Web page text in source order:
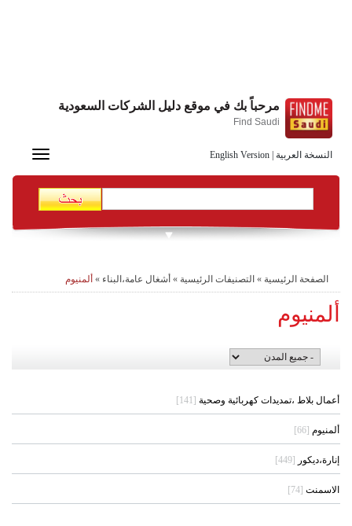
النسخة العربية English Version
مرحباً بك في موقع دليل الشركات السعودية
Find Saudi
Toggle
الصفحة الرئيسية » التصنيفات الرئيسية » أشغال عامة،البناء » ألمنيوم
ألمنيوم
أعمال بلاط ،تمديدات كهربائية وصحية [141]
ألمنيوم [66]
إنارة،ديكور [449]
الاسمنت [74]